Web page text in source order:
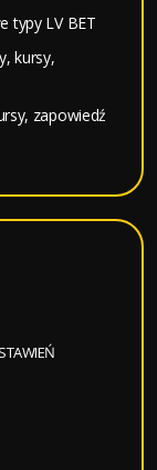
typy LV BET
kursy,
zapowiedź